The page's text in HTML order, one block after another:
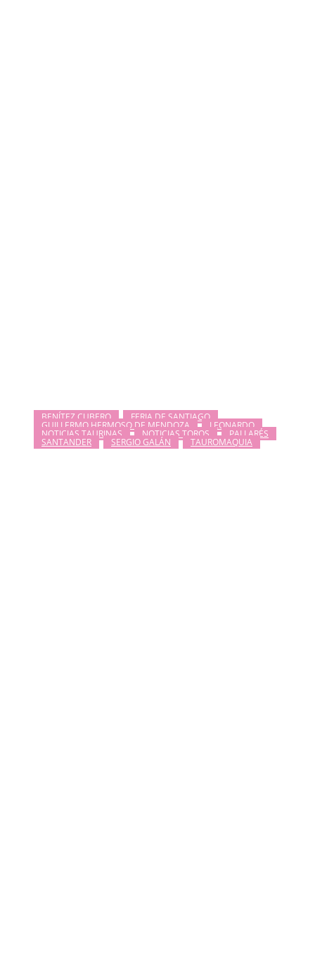
BENÍTEZ CUBERO FERIA DE SANTIAGO
GUILLERMO HERMOSO DE MENDOZA LEONARDO
NOTICIAS TAURINAS NOTICIAS TOROS PALLARÉS
SANTANDER SERGIO GALÁN TAUROMAQUIA